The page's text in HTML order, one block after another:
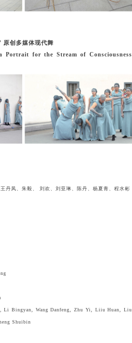
原创多媒体现代舞
Portrait for the Stream of Consciousness
丹凤、朱毅、 刘欢、刘亚琳、陈丹、杨夏青、程水彬
Li Bingyan, Wang Danfeng, Zhu Yi, Liiu Huan, Liu
Shuibin